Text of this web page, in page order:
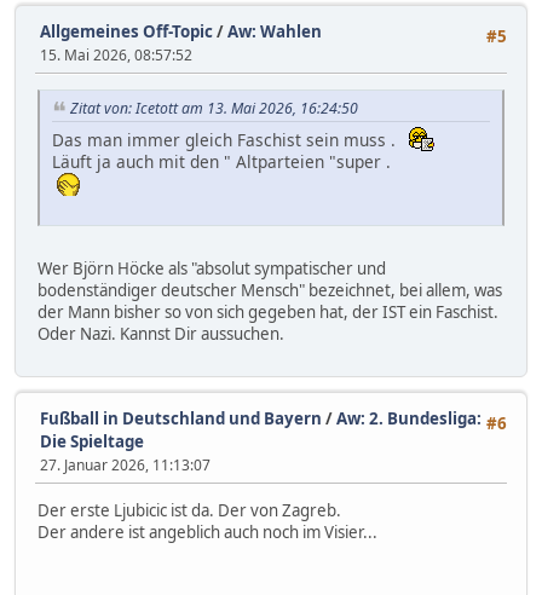
#5
Allgemeines Off-Topic/Aw: Wahlen
15. Mai 2026, 08:57:52
Zitat von: Icetott am 13. Mai 2026, 16:24:50
Das man immer gleich Faschist sein muss .
Läuft ja auch mit den " Altparteien "super .
Wer Björn Höcke als "absolut sympatischer und
bodenständiger deutscher Mensch" bezeichnet, bei allem, was
der Mann bisher so von sich gegeben hat, der IST ein Faschist.
Oder Nazi. Kannst Dir aussuchen.
#6
Fußball in Deutschland und Bayern /Aw: 2. Bundesliga:
Die Spieltage
27. Januar 2026, 11:13:07
Der erste Ljubicic ist da. Der von Zagreb.
Der andere ist angeblich auch noch im Visier...